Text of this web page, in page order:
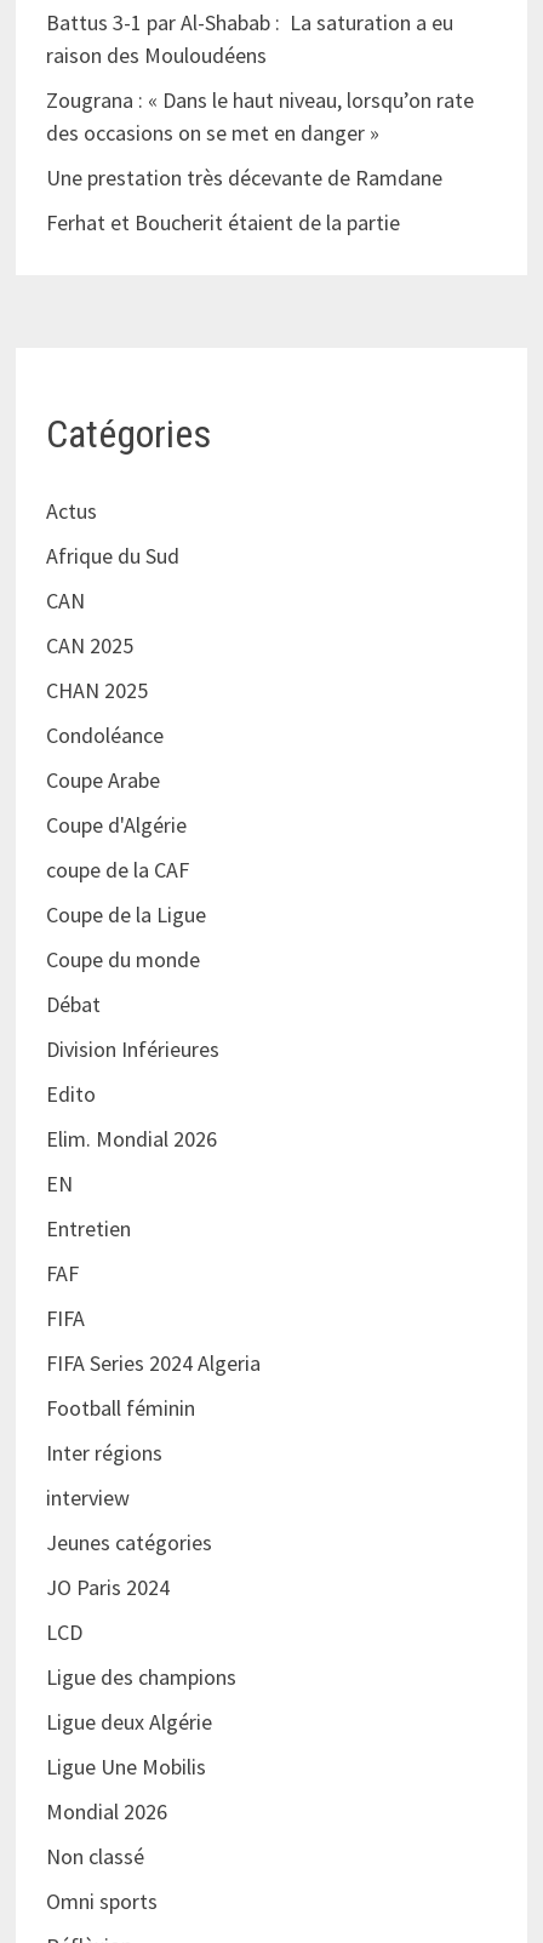
Battus 3-1 par Al-Shabab : La saturation a eu
raison des Mouloudéens
Zougrana : « Dans le haut niveau, lorsqu’on rate
des occasions on se met en danger »
Une prestation très décevante de Ramdane
Ferhat et Boucherit étaient de la partie
Catégories
Actus
Afrique du Sud
CAN
CAN 2025
CHAN 2025
Condoléance
Coupe Arabe
Coupe d'Algérie
coupe de la CAF
Coupe de la Ligue
Coupe du monde
Débat
Division Inférieures
Edito
Elim. Mondial 2026
EN
Entretien
FAF
FIFA
FIFA Series 2024 Algeria
Football féminin
Inter régions
interview
Jeunes catégories
JO Paris 2024
LCD
Ligue des champions
Ligue deux Algérie
Ligue Une Mobilis
Mondial 2026
Non classé
Omni sports